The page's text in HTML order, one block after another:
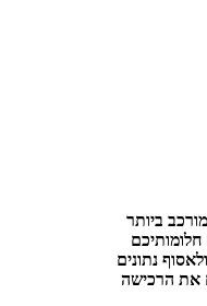
ביותר
נתונים
את הרכישה